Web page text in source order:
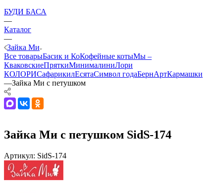
БУДИ БАСА
—
Каталог
—
Зайка Ми
Все товарыБасик и КоКофейные котыМы –
КваковскиеПряткиМинималиниЛори
КОЛОРИСафарикилЕсятаСимвол годаБернАртКармашки
—Зайка Ми с петушком
Зайка Ми с петушком SidS-174
Артикул: SidS-174